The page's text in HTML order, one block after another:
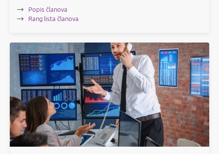
Popis članova
Rang lista članova